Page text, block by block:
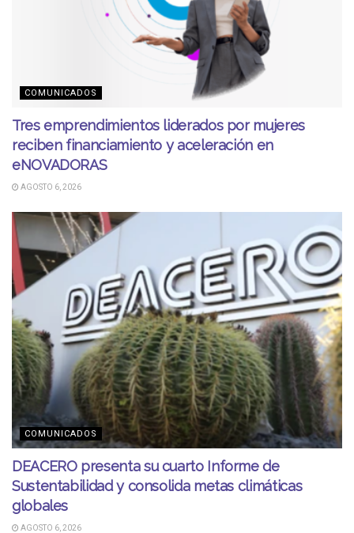
COMUNICADOS
Tres emprendimientos liderados por mujeres
reciben financiamiento y aceleración en
eNOVADORAS
AGOSTO 6, 2026
COMUNICADOS
DEACERO presenta su cuarto Informe de
Sustentabilidad y consolida metas climáticas
globales
AGOSTO 6, 2026